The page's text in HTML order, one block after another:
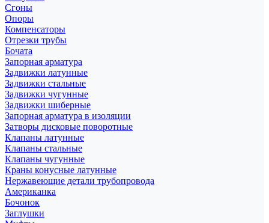
Сгоны
Опоры
Компенсаторы
Отрезки трубы
Бочата
Запорная арматура
Задвижки латунные
Задвижки стальные
Задвижки чугунные
Задвижки шиберные
Запорная арматура в изоляции
Затворы дисковые поворотные
Клапаны латунные
Клапаны стальные
Клапаны чугунные
Краны конусные латунные
Нержавеющие детали трубопровода
Американка
Бочонок
Заглушки